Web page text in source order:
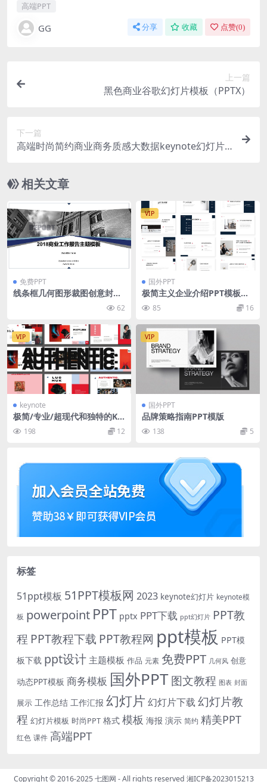
高端PPT
GG 分享 收藏 点赞(0)
上一篇
黑色商业谷歌幻灯片模板（PPTX）
下一篇
高端时尚简约商业商务质感大数据keynote幻灯片
相关文章
免费PPT
线条框几何图形裁图创意封面
简约精美卡通风商务工作汇报62
VIP
国外PPT
极简主义企业介绍PPT模板下
载[PPTX]
85 16
VIP
keynote
极简/专业/超现代和独特的Ke
ynotey演示文稿模板
198 12
VIP
国外PPT
品牌策略指南PPT模版
138 5
标签
51ppt模板 51PPT模板网 2023 keynote幻灯片 keynote模
板 powerpoint PPT pptx PPT下载 ppt幻灯片 PPT教
程 PPT教程下载 PPT教程网 ppt模板 PPT模
板下载 ppt设计 主题模板 作品 元素 免费PPT 几何风 创意
动态PPT模板 商务模板 国外PPT图文教程 图表 封面
展示 工作总结 工作汇报 幻灯片 幻灯片下载 幻灯片教
程 幻灯片模板 时尚PPT 格式 模板 海报 演示 简约 精美PPT
红色 课件 高端PPT
Copyright © 2016-2025七图网 - All rights reserved 湘ICP备2023015213